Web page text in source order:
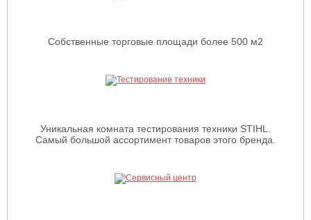
Собственные торговые площади более 500 м2
Уникальная комната тестирования техники STIHL.
Самый большой ассортимент товаров этого бренда.